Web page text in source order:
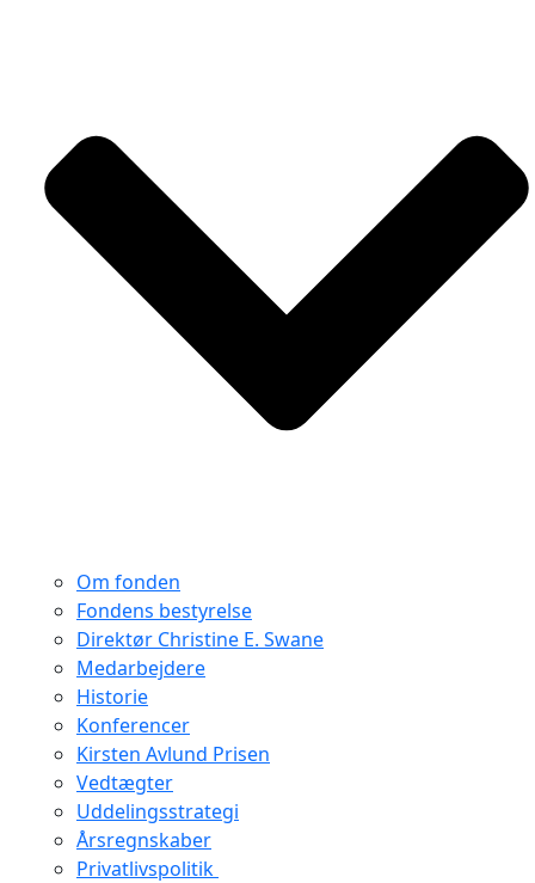
Om fonden
Fondens bestyrelse
Direktør Christine E. Swane
Medarbejdere
Historie
Konferencer
Kirsten Avlund Prisen
Vedtægter
Uddelingsstrategi
Årsregnskaber
Privatlivspolitik